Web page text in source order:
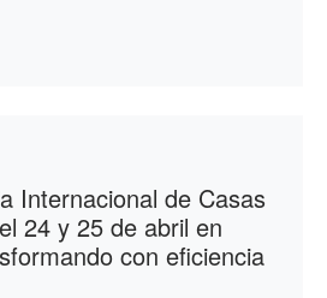
Internacional de Casas
24 y 25 de abril en
con eficiencia